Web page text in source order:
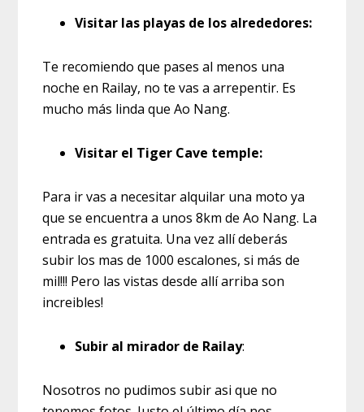
Visitar las playas de los alrededores:
Te recomiendo que pases al menos una
noche en Railay, no te vas a arrepentir. Es
mucho más linda que Ao Nang.
Visitar el Tiger Cave temple:
Para ir vas a necesitar alquilar una moto ya
que se encuentra a unos 8km de Ao Nang. La
entrada es gratuita. Una vez allí deberás
subir los mas de 1000 escalones, si más de
mil!!! Pero las vistas desde allí arriba son
increibles!
Subir al mirador de Railay:
Nosotros no pudimos subir asi que no